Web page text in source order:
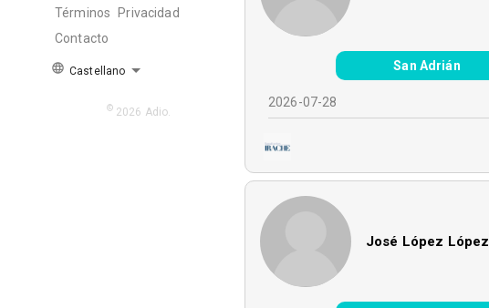
Términos
Privacidad
Contacto
Castellano
© 2026 Adio.
San Adrián
2026-07-28
José López López